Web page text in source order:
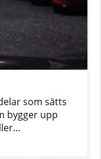
som sätts
bygger upp
du tränar hårt,